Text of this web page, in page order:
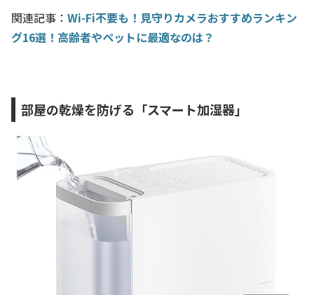
関連記事： Wi-Fi不要も！見守りカメラおすすめランキン
グ16選！高齢者やペットに最適なのは？
部屋の乾燥を防げる「スマート加湿器」